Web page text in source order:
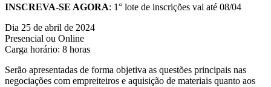
INSCREVA-SE AGORA: 1° lote de inscrições vai até 08/04
Dia 25 de abril de 2024
Presencial ou Online
Carga horário: 8 horas
Serão apresentadas de forma objetiva as questões principais nas
negociações com empreiteiros e aquisição de materiais quanto aos